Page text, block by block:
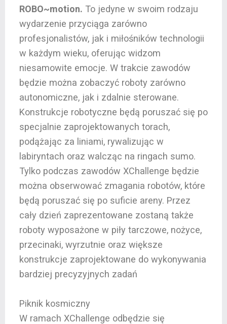
ROBO~motion. To jedyne w swoim rodzaju
wydarzenie przyciąga zarówno
profesjonalistów, jak i miłośników technologii
w każdym wieku, oferując widzom
niesamowite emocje. W trakcie zawodów
będzie można zobaczyć roboty zarówno
autonomiczne, jak i zdalnie sterowane.
Konstrukcje robotyczne będą poruszać się po
specjalnie zaprojektowanych torach,
podążając za liniami, rywalizując w
labiryntach oraz walcząc na ringach sumo.
Tylko podczas zawodów XChallenge będzie
można obserwować zmagania robotów, które
będą poruszać się po suficie areny. Przez
cały dzień zaprezentowane zostaną także
roboty wyposażone w piły tarczowe, nożyce,
przecinaki, wyrzutnie oraz większe
konstrukcje zaprojektowane do wykonywania
bardziej precyzyjnych zadań
Piknik kosmiczny
W ramach XChallenge odbędzie się